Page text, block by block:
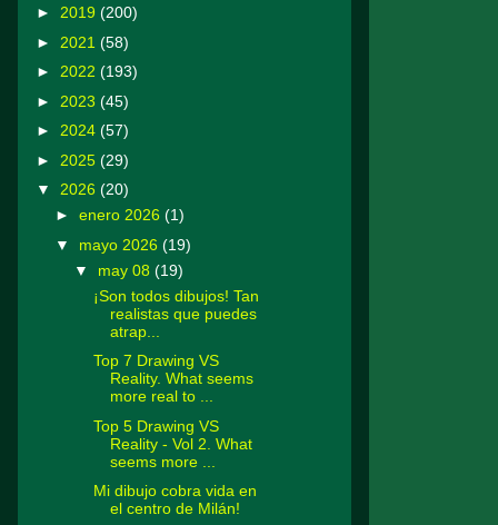
► 2019 (200)
► 2021 (58)
► 2022 (193)
► 2023 (45)
► 2024 (57)
► 2025 (29)
▼ 2026 (20)
► enero 2026 (1)
▼ mayo 2026 (19)
▼ may 08 (19)
¡Son todos dibujos! Tan
realistas que puedes
atrap...
Top 7 Drawing VS
Reality. What seems
more real to ...
Top 5 Drawing VS
Reality - Vol 2. What
seems more ...
Mi dibujo cobra vida en
el centro de Milán!